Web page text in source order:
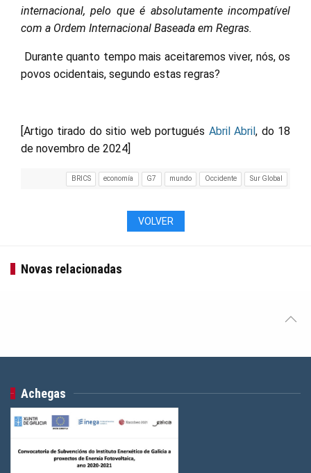
internacional, pelo que é absolutamente incompatível
com a Ordem Internacional Baseada em Regras.
Durante quanto tempo mais aceitaremos viver, nós, os
povos ocidentais, segundo estas regras?
[Artigo tirado do sitio web portugués Abril Abril, do 18
de novembro de 2024]
BRICS economía G7 mundo Occidente Sur Global
VOLVER
Novas relacionadas
Achegas